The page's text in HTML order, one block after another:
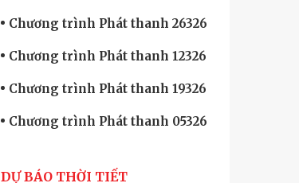
Chương trình Phát thanh 26326
Chương trình Phát thanh 12326
Chương trình Phát thanh 19326
Chương trình Phát thanh 05326
DỰ BÁO THỜI TIẾT